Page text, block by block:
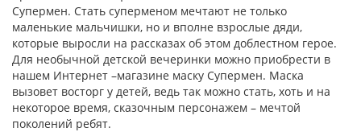
Супермен. Стать суперменом мечтают не только
маленькие мальчишки, но и вполне взрослые дяди,
которые выросли на рассказах об этом доблестном герое.
Для необычной детской вечеринки можно приобрести в
нашем Интернет –магазине маску Супермен. Маска
вызовет восторг у детей, ведь так можно стать, хоть и на
некоторое время, сказочным персонажем – мечтой
поколений ребят.